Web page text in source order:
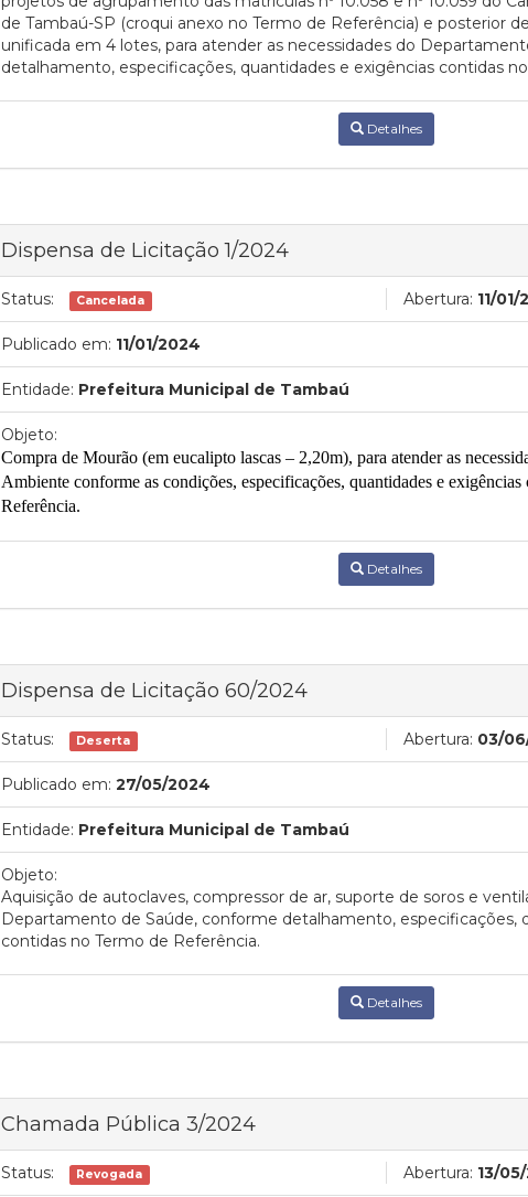
de Tambaú-SP (croqui anexo no Termo de Referência) e posterior
unificada em 4 lotes, para atender as necessidades do
detalhamento, especificações, quantidades e exigências contidas
Detalhes
Dispensa de Licitação 1/2024
Status: Cancelada Abertura: 11/
Publicado em: 11/01/2024
Entidade: Prefeitura Municipal de Tambaú
Objeto:
Compra de Mourão (em eucalipto lascas – 2,20m), para atender as
Ambiente conforme as condições, especificações, quantidades e exigências
Referência.
Detalhes
Dispensa de Licitação 60/2024
Status: Deserta Abertura: 03/
Publicado em: 27/05/2024
Entidade: Prefeitura Municipal de Tambaú
Objeto:
Aquisição de autoclaves, compressor de ar, suporte de soros e
Departamento de Saúde, conforme detalhamento, especificações,
contidas no Termo de Referência.
Detalhes
Chamada Pública 3/2024
Status: Revogada Abertura: 13/